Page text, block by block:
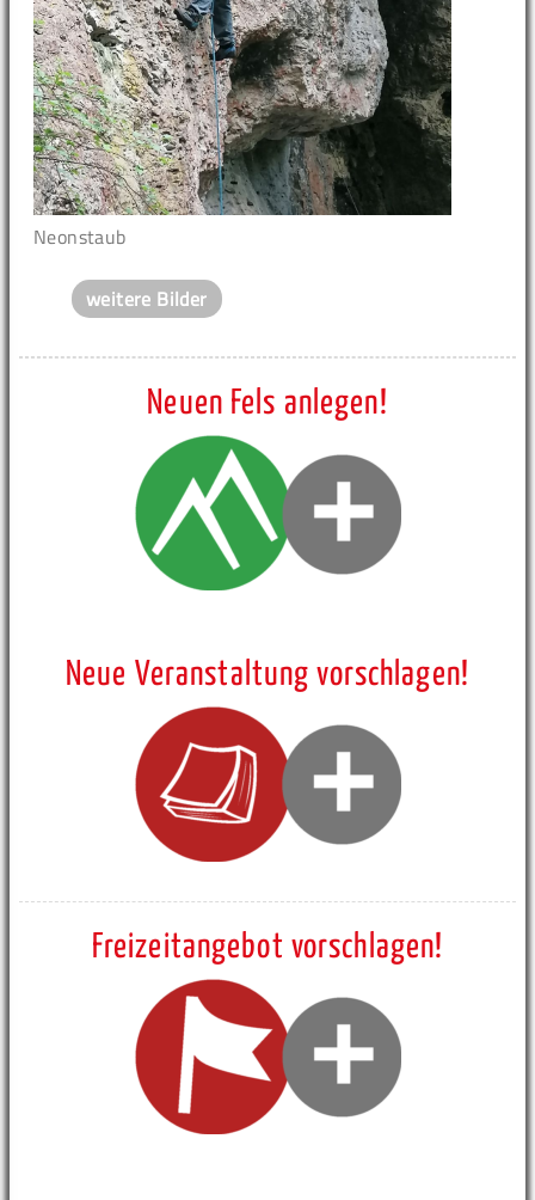
Neonstaub
weitere Bilder
Neuen Fels anlegen!
Neue Veranstaltung vorschlagen!
Freizeitangebot vorschlagen!